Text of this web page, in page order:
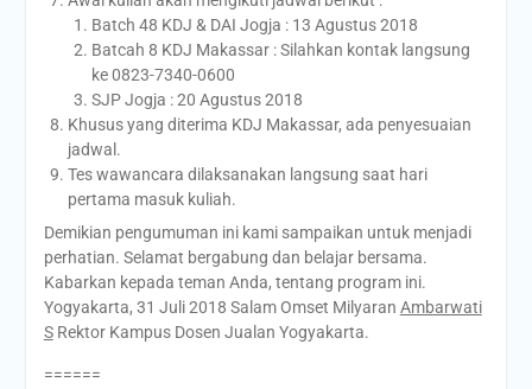
Batch 48 KDJ & DAI Jogja : 13 Agustus 2018
Batcah 8 KDJ Makassar : Silahkan kontak langsung
ke 0823-7340-0600
SJP Jogja : 20 Agustus 2018
Khusus yang diterima KDJ Makassar, ada penyesuaian
jadwal.
Tes wawancara dilaksanakan langsung saat hari
pertama masuk kuliah.
Demikian pengumuman ini kami sampaikan untuk menjadi
perhatian. Selamat bergabung dan belajar bersama.
Kabarkan kepada teman Anda, tentang program ini.
Yogyakarta, 31 Juli 2018 Salam Omset Milyaran Ambarwati
SRektor Kampus Dosen Jualan Yogyakarta.
======